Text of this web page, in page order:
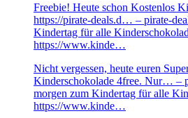
Freebie! Heute schon Kostenlos
https://pirate-deals.d… – pirate-
Kindertag für alle
https://www.kinde…
Nicht vergessen, heute euren
Kinderschokolade 4free. Nur… –
morgen zum Kindertag für alle
https://www.kinde…